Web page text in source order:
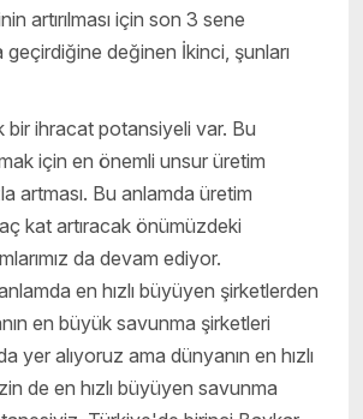
artırılması için son 3 sene
değinen İkinci, şunları
ihracat potansiyeli var. Bu
için en önemli unsur üretim
artması. Bu anlamda üretim
kat artıracak önümüzdeki
da devam ediyor.
en hızlı büyüyen şirketlerden
en büyük savunma şirketleri
yer alıyoruz ama dünyanın en hızlı
de en hızlı büyüyen savunma